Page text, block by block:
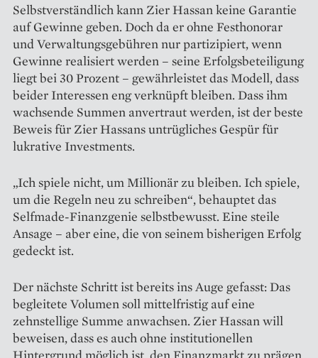
Selbstverständlich kann Zier Hassan keine Garantie
auf Gewinne geben. Doch da er ohne Festhonorar
und Verwaltungsgebühren nur partizipiert, wenn
Gewinne realisiert werden – seine Erfolgsbeteiligung
liegt bei 30 Prozent – gewährleistet das Modell, dass
beider Interessen eng verknüpft bleiben. Dass ihm
wachsende Summen anvertraut werden, ist der beste
Beweis für Zier Hassans untrügliches Gespür für
lukrative Investments.
„Ich spiele nicht, um Millionär zu bleiben. Ich spiele,
um die Regeln neu zu schreiben“, behauptet das
Selfmade-Finanzgenie selbstbewusst. Eine steile
Ansage – aber eine, die von seinem bisherigen Erfolg
gedeckt ist.
Der nächste Schritt ist bereits ins Auge gefasst: Das
begleitete Volumen soll mittelfristig auf eine
zehnstellige Summe anwachsen. Zier Hassan will
beweisen, dass es auch ohne institutionellen
Hintergrund möglich ist, den Finanzmarkt zu prägen